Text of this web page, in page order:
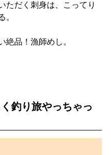
ただく刺身は、こってり
。
絶品！漁師めし。
釣り旅やっちゃっ